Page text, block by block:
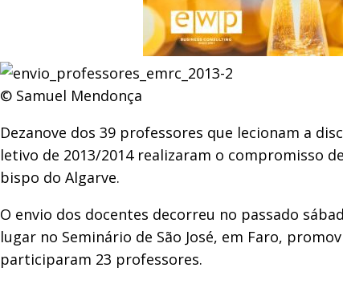
© Samuel Mendonça
Dezanove dos 39 professores que lecionam a
letivo de 2013/2014 realizaram o compromisso
bispo do Algarve.
O envio dos docentes decorreu no passado
lugar no Seminário de São José, em Faro,
participaram 23 professores.